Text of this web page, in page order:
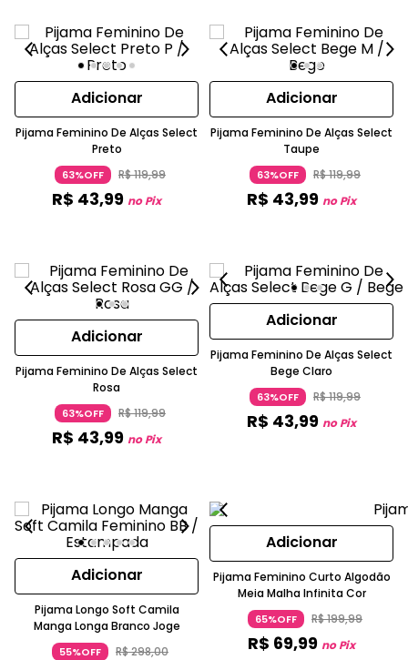
Adicionar
Pijama Feminino De Alças Select
Preto
63%OFF R$119,99
R$ 43,99 no Pix
Adicionar
Pijama Feminino De Alças Select
Taupe
63%OFF R$119,99
R$ 43,99 no Pix
Adicionar
Pijama Feminino De Alças Select
Rosa
63%OFF R$119,99
R$ 43,99 no Pix
Adicionar
Pijama Feminino De Alças Select
Bege Claro
63%OFF R$119,99
R$ 43,99 no Pix
Adicionar
Pijama Longo Soft Camila
Manga Longa Branco Joge
55%OFF R$298,00
Adicionar
Pijama Feminino Curto Algodão
Meia Malha Infinita Cor
65%OFF R$199,99
R$ 69,99 no Pix